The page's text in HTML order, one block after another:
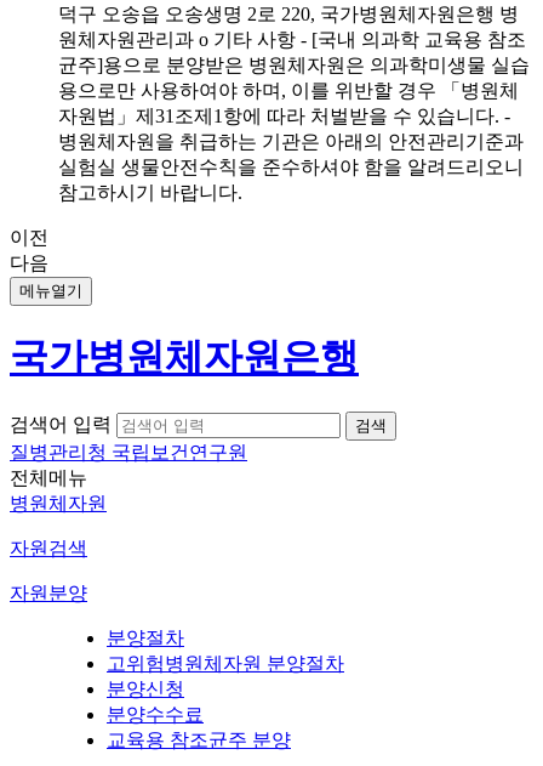
덕구 오송읍 오송생명 2로 220, 국가병원체자원은행 병
원체자원관리과 o 기타 사항 - [국내 의과학 교육용 참조
균주]용으로 분양받은 병원체자원은 의과학미생물 실습
용으로만 사용하여야 하며, 이를 위반할 경우 「병원체
자원법」제31조제1항에 따라 처벌받을 수 있습니다. -
병원체자원을 취급하는 기관은 아래의 안전관리기준과
실험실 생물안전수칙을 준수하셔야 함을 알려드리오니
참고하시기 바랍니다.
이전
다음
메뉴열기
국가병원체자원은행
검색어 입력
질병관리청 국립보건연구원
전체메뉴
병원체자원
자원검색
자원분양
분양절차
고위험병원체자원 분양절차
분양신청
분양수수료
교육용 참조균주 분양